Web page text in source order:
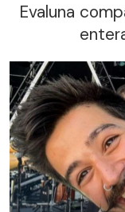
Evaluna